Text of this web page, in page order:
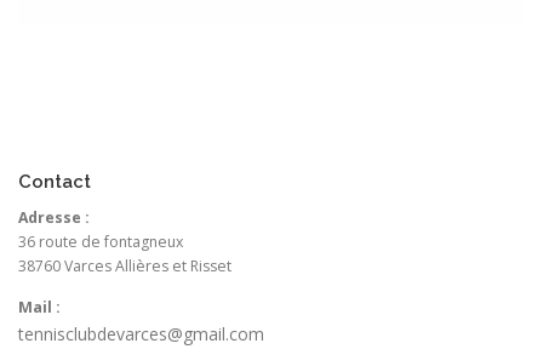
Contact
Adresse :
36 route de fontagneux
38760 Varces Allières et Risset
Mail :
tennisclubdevarces@gmail.com